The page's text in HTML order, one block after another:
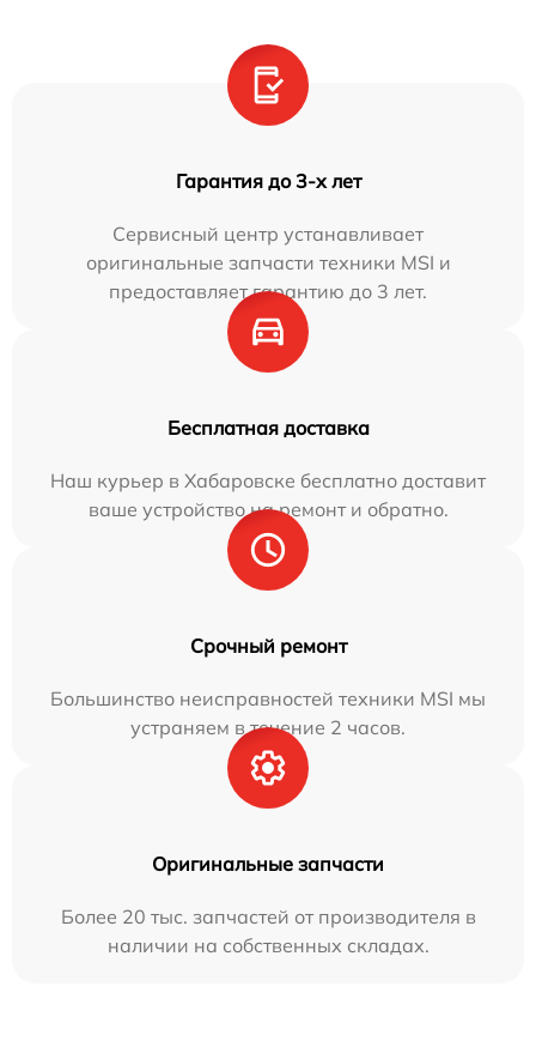
Гарантия до 3-х лет
Сервисный центр устанавливает
оригинальные запчасти техники MSI и
предоставляет гарантию до 3 лет.
Бесплатная доставка
Наш курьер в Хабаровске бесплатно доставит
ваше устройство на ремонт и обратно.
Срочный ремонт
Большинство неисправностей техники MSI мы
устраняем в течение 2 часов.
Оригинальные запчасти
Более 20 тыс. запчастей от производителя в
наличии на собственных складах.